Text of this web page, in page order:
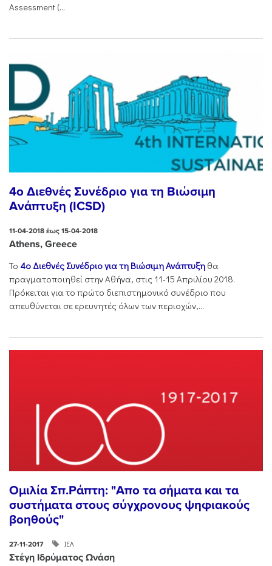
Assessment (...
4ο Διεθνές Συνέδριο για τη Βιώσιμη
Ανάπτυξη (ICSD)
11-04-2018 έως 15-04-2018
Athens, Greece
Το 4ο Διεθνές Συνέδριο για τη Βιώσιμη Ανάπτυξη θα
πραγματοποιηθεί στην Αθήνα, στις 11-15 Απριλίου 2018.
Πρόκειται για το πρώτο διεπιστημονικό συνέδριο που
απευθύνεται σε ερευνητές όλων των περιοχών,...
Ομιλία Σπ.Ράπτη: "Aπο τα σήματα και τα
συστήματα στους σύγχρονους ψηφιακούς
βοηθούς"
27-11-2017 ΙΕΛ
Στέγη Ιδρύματος Ωνάση